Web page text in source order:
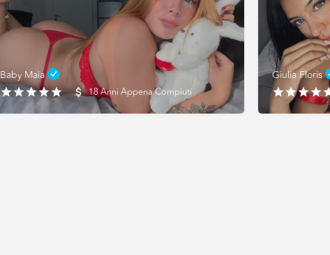
Baby Maia
18 Anni Appena Compiuti
Giulia Floris